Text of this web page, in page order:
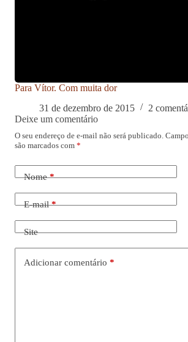
Para Vítor. Com muita dor
31 de dezembro de 2015
2
Deixe um comentário
O seu endereço de e-mail não será publicado.
são marcados com *
Nome*
E-mail*
Site
Adicionar comentário *